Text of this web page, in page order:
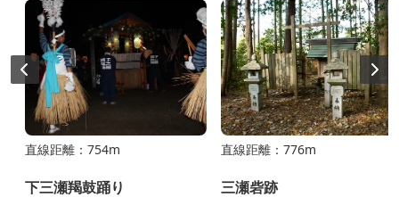
直線距離：754m
下三瀬羯鼓踊り
直線距離：776m
三瀬砦跡